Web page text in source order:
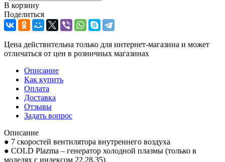
В корзину
Поделиться
Цена действительна только для интернет-магазина и может
отличаться от цен в розничных магазинах
Описание
Как купить
Оплата
Доставка
Отзывы
Задать вопрос
Описание
● 7 скоростей вентилятора внутреннего воздуха
● COLD Plazma – генератор холодной плазмы (только в
моделях с индексом 22,28,35)